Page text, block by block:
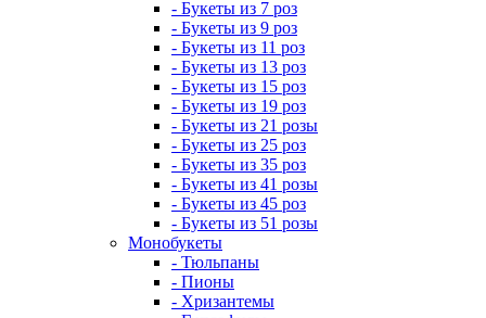
- Букеты из 7 роз
- Букеты из 9 роз
- Букеты из 11 роз
- Букеты из 13 роз
- Букеты из 15 роз
- Букеты из 19 роз
- Букеты из 21 розы
- Букеты из 25 роз
- Букеты из 35 роз
- Букеты из 41 розы
- Букеты из 45 роз
- Букеты из 51 розы
Монобукеты
- Тюльпаны
- Пионы
- Хризантемы